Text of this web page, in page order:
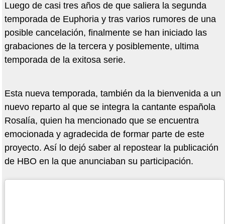
Luego de casi tres años de que saliera la segunda
temporada de Euphoria y tras varios rumores de una
posible cancelación, finalmente se han iniciado las
grabaciones de la tercera y posiblemente, ultima
temporada de la exitosa serie.
Esta nueva temporada, también da la bienvenida a un
nuevo reparto al que se integra la cantante española
Rosalía, quien ha mencionado que se encuentra
emocionada y agradecida de formar parte de este
proyecto. Así lo dejó saber al repostear la publicación
de HBO en la que anunciaban su participación.